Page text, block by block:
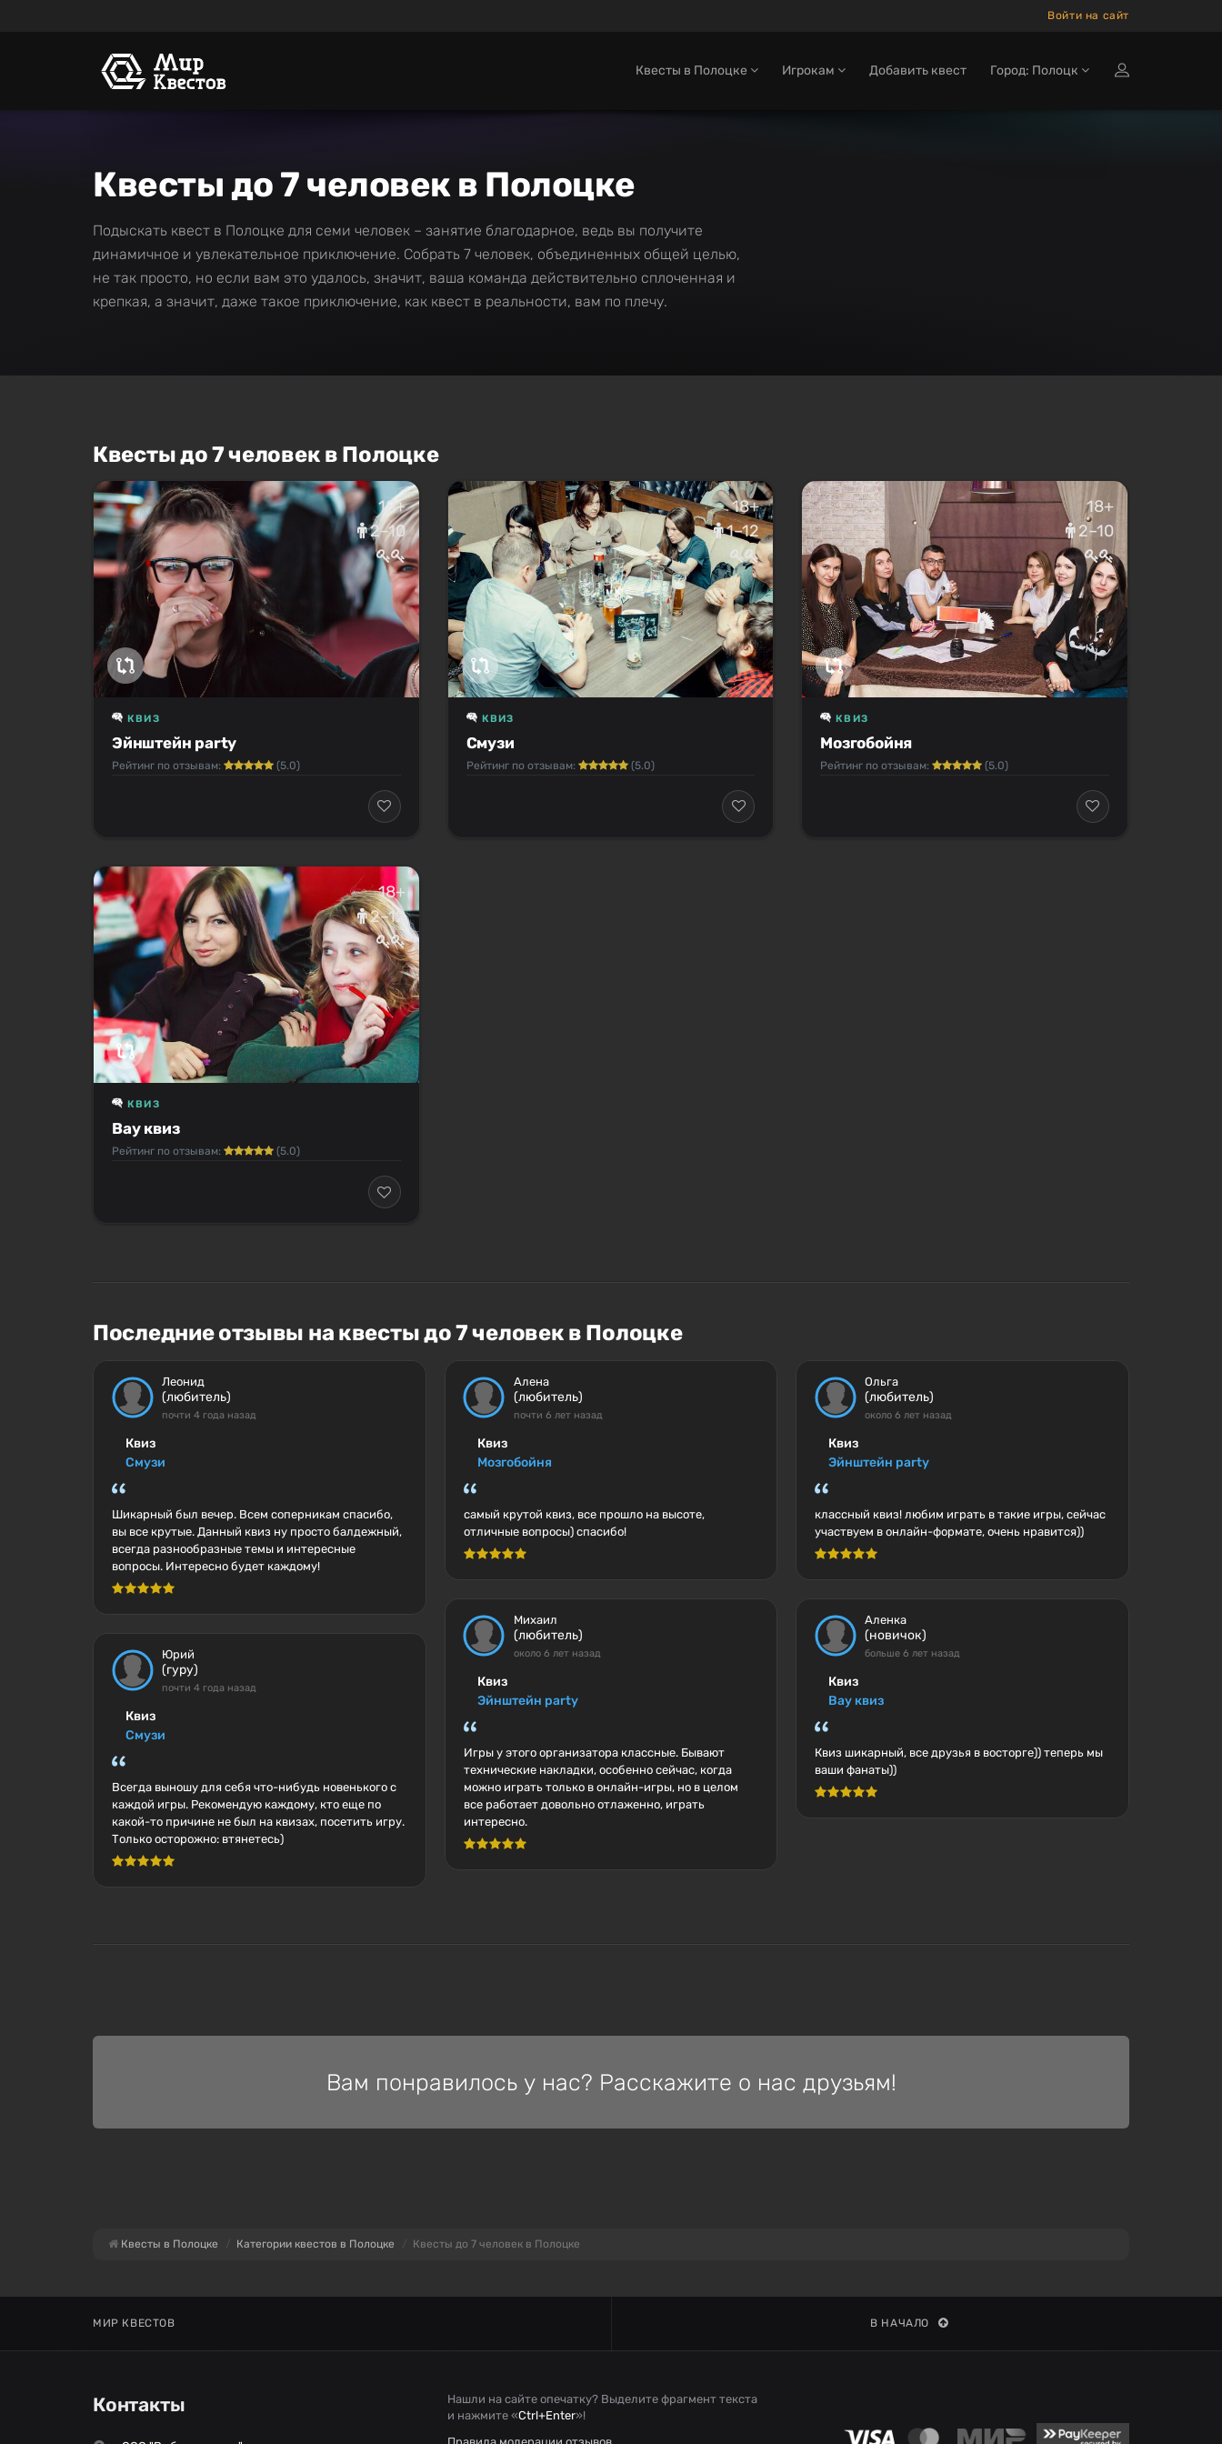
Войти на сайт
Квесты в Полоцке Игрокам Добавить квест Город: Полоцк
Квесты до 7 человек в Полоцке
Подыскать квест в Полоцке для семи человек – занятие благодарное, ведь вы получите
динамичное и увлекательное приключение. Собрать 7 человек, объединенных общей целью,
не так просто, но если вам это удалось, значит, ваша команда действительно сплоченная и
крепкая, а значит, даже такое приключение, как квест в реальности, вам по плечу.
Квесты до 7 человек в Полоцке
18+
2–10
Эйнштейн party
КВИЗ
Рейтинг по отзывам: (5.0)
18+
1–12
Смузи
КВИЗ
Рейтинг по отзывам: (5.0)
18+
2–10
Мозгобойня
КВИЗ
Рейтинг по отзывам: (5.0)
18+
2–12
Вау квиз
КВИЗ
Рейтинг по отзывам: (5.0)
Последние отзывы на квесты до 7 человек в Полоцке
Леонид
(любитель)
почти 4 года назад
Квиз
Смузи
Шикарный был вечер. Всем соперникам спасибо,
вы все крутые. Данный квиз ну просто балдежный,
всегда разнообразные темы и интересные
вопросы. Интересно будет каждому!
Юрий
(гуру)
почти 4 года назад
Квиз
Смузи
Всегда выношу для себя что-нибудь новенького с
каждой игры. Рекомендую каждому, кто еще по
какой-то причине не был на квизах, посетить игру.
Только осторожно: втянетесь)
Алена
(любитель)
почти 6 лет назад
Квиз
Мозгобойня
самый крутой квиз, все прошло на высоте,
отличные вопросы) спасибо!
Михаил
(любитель)
около 6 лет назад
Квиз
Эйнштейн party
Игры у этого организатора классные. Бывают
технические накладки, особенно сейчас, когда
можно играть только в онлайн-игры, но в целом
все работает довольно отлаженно, играть
интересно.
Ольга
(любитель)
около 6 лет назад
Квиз
Эйнштейн party
классный квиз! любим играть в такие игры, сейчас
участвуем в онлайн-формате, очень нравится))
Аленка
(новичок)
больше 6 лет назад
Квиз
Вау квиз
Квиз шикарный, все друзья в восторге)) теперь мы
ваши фанаты))
Вам понравилось у нас? Расскажите о нас друзьям!
Квесты в Полоцке Категории квестов в Полоцке Квесты до 7 человек в Полоцке
МИР КВЕСТОВ В НАЧАЛО
Контакты
Нашли на сайте опечатку? Выделите фрагмент текста
и нажмите «Ctrl+Enter»!